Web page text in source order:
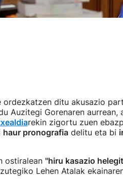
ditu akusazio
Auzitegi Gorenaren aurrean,
rekin zigortu zuen
haur pronografiadelitu eta bi
ostiralean "hiru kasazio
Lehen Atalak